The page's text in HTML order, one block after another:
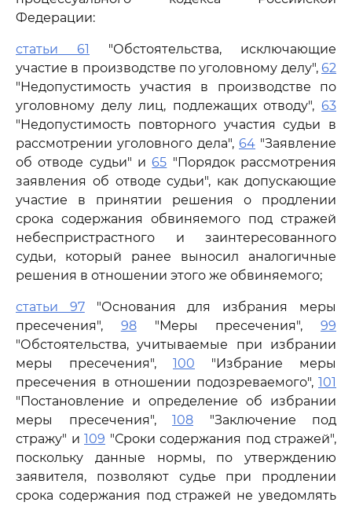
Федерации:
статьи 61
"Обстоятельства, исключающие
участие в производстве по уголовному делу", 62
"Недопустимость участия в производстве по
уголовному делу лиц, подлежащих отводу", 63
"Недопустимость повторного участия судьи в
рассмотрении уголовного дела", 64 "Заявление
об отводе судьи" и65 "Порядок рассмотрения
заявления об отводе судьи", как допускающие
участие в принятии решения о продлении
срока содержания обвиняемого под стражей
небеспристрастного и заинтересованного
судьи, который ранее выносил аналогичные
решения в отношении этого же обвиняемого;
статьи 97"Основания для избрания меры
пресечения", 98"Меры пресечения", 99
"Обстоятельства, учитываемые при избрании
меры пресечения", 100 "Избрание меры
пресечения в отношении подозреваемого", 101
"Постановление и определение об избрании
меры пресечения", 108 "Заключение под
стражу" и 109 "Сроки содержания под стражей",
поскольку данные нормы, по утверждению
заявителя, позволяют судье при продлении
срока содержания под стражей не уведомлять